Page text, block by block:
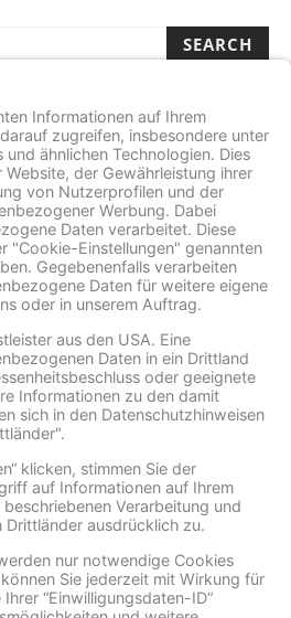
SEARCH
um den Facebook
Service zu laden!
Social Plugins, um
Dieser Service kann
Aktivitäten sammeln. Bitte
durch und stimmen Sie
Service zu, um diese
anzuzeigen.